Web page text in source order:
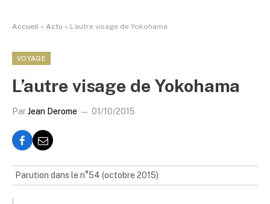
Accueil » Actu » L’autre visage de Yokohama
VOYAGE
L’autre visage de Yokohama
ParJean Derome 01/10/2015
Parution dans le n°54 (octobre 2015)